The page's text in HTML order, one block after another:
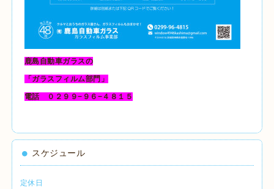
鹿島自動車ガラスの
「ガラスフィルム部門」
電話 ０２９９−９６−４８１５
スケジュール
定休日